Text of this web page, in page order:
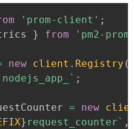
'prom-client' ;
} from 'pm2-
new client . Registry (
nodejs_app_ ` ;
= new
} request_counter` ,